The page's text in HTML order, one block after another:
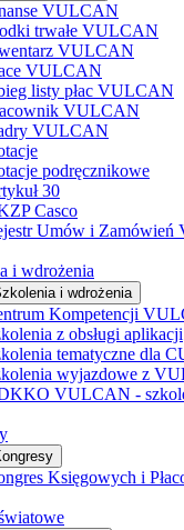
VULCAN
trwałe VULCAN
VULCAN
VULCAN
listy płac VULCAN
VULCAN
VULCAN
podręcznikowe
30
Casco
Umów i
i wdrożenia
i wdrożenia
Kompetencji
z obsługi aplikacji
tematyczne dla
wyjazdowe z
VULCAN -
Księgowych i